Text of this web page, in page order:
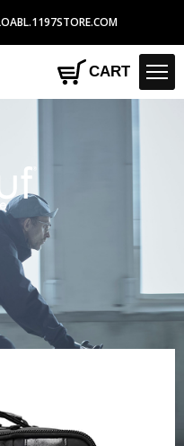
CART
ーフバゲージ】【豊岡鞄】URBAN
リュック